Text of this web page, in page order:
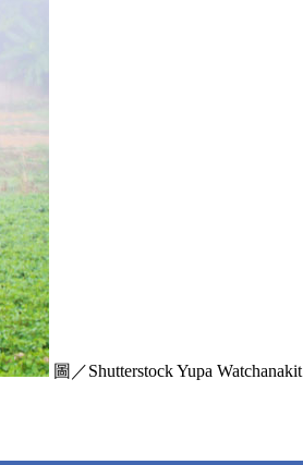
圖／Shutterstock Yupa Watchanakit